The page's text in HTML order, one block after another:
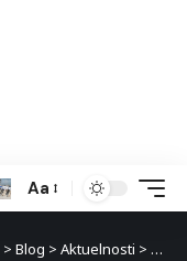
Aa
> Blog > Aktuelnosti > Crna